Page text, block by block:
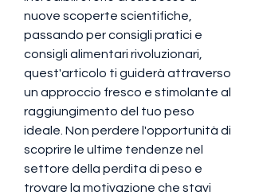
nuove scoperte scientifiche,
passando per consigli pratici e
consigli alimentari rivoluzionari,
quest'articolo ti guiderà attraverso
un approccio fresco e stimolante al
raggiungimento del tuo peso
ideale. Non perdere l'opportunità di
scoprire le ultime tendenze nel
settore della perdita di peso e
trovare la motivazione che stavi